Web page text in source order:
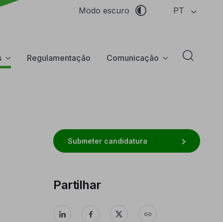
Modo escuro PT
Regulamentação Comunicação Abrir
Submeter candidatura
Partilhar